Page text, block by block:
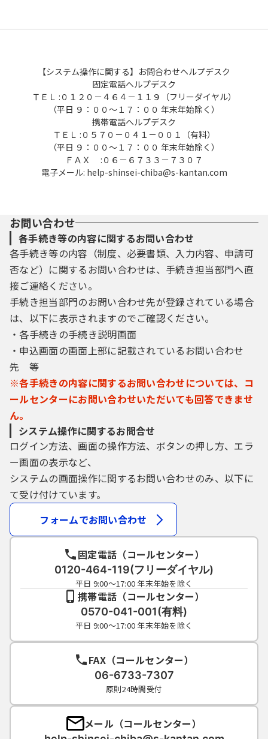
【システム操作に関する】お問合わせヘルプデスク
固定電話ヘルプデスク
ＴＥＬ :０１２０－４６４－１１９（フリーダイヤル）
（平日 ９：００～１７：００ 年末年始除く）
携帯電話ヘルプデスク
ＴＥＬ :０５７０－０４１－００１（有料）
（平日 ９：００～１７：００ 年末年始除く）
ＦＡＸ :０６－６７３３－７３０７
電子メール: help-shinsei-chiba@s-kantan.com
お問い合わせ
各手続き等の内容に関するお問い合わせ
各手続き等の内容（制度、必要書類、入力内容、申請可
否など）に関するお問い合わせは、手続き担当部門へ直
接ご連絡ください。
手続き担当部門のお問い合わせ先が登録されている場合
は、以下に表示されますのでご確認ください。
・各手続きの手続き説明画面
・申込画面の画面上部に記載されているお問い合わせ
先 等
※各手続きの内容に関するお問い合わせについては、コ
ールセンターにお問い合わせいただいても回答できませ
ん。
システム操作に関するお問合せ
ログイン方法、画面の操作方法、ボタンの押し方、エラ
ー画面の表示など、
システムの画面操作に関するお問い合わせのみ、以下に
て受け付けています。
フォームでお問い合わせ
固定電話（コールセンター）
0120-464-119(フリーダイヤル)
平日 9:00～17:00 年末年始を除く
携帯電話（コールセンター）
0570-041-001(有料)
平日 9:00～17:00 年末年始を除く
FAX（コールセンター）
06-6733-7307
原則24時間受付
メール（コールセンター）